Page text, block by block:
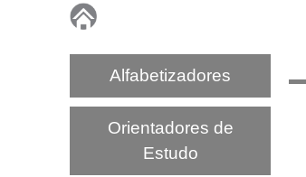
P
A
Alfabetizadores
Orientadores de
Estudo